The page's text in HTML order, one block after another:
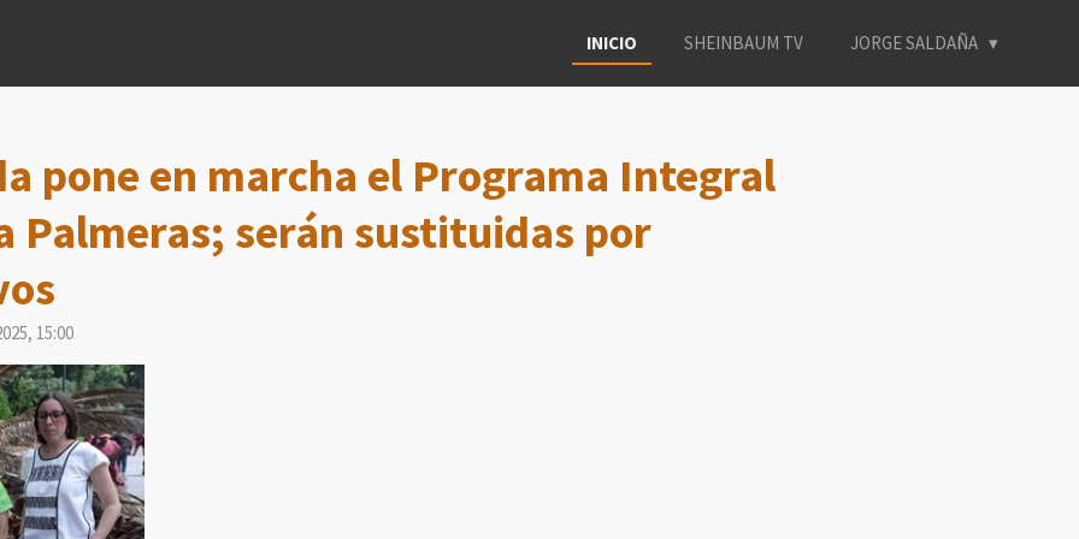
INICIO SHEINBAUM TV JORGE SALDAÑA
pone en marcha el Programa Integral
Palmeras; serán sustituidas por
15:00